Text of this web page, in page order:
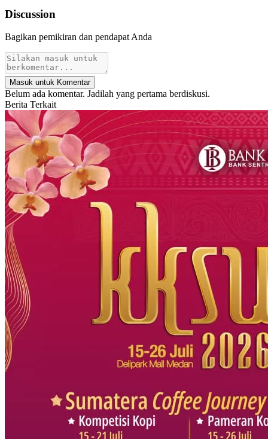
Discussion
Bagikan pemikiran dan pendapat Anda
Masuk untuk Komentar
Belum ada komentar. Jadilah yang pertama berdiskusi.
Berita Terkait